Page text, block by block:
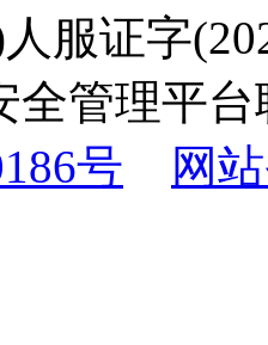
服证字
全管理平
号
网